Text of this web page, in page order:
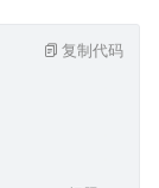
复制代码